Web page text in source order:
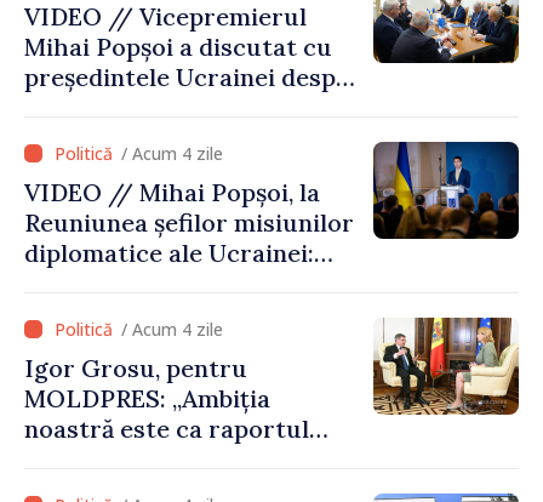
VIDEO // Vicepremierul
Mihai Popșoi a discutat cu
președintele Ucrainei despre
hidrologice din bazinul
râului Nistru și proiecte
comune în infrastructură și
energie
/ Acum 4 zile
VIDEO // Mihai Popșoi, la
Reuniunea șefilor misiunilor
diplomatice ale Ucrainei:
alegerea. Ne-am alăturat
Ucrainei”/ Acum 4 zile
Igor Grosu, pentru
MOLDPRES: „Ambiția
noastră este ca raportul
an să fie și mai bun”